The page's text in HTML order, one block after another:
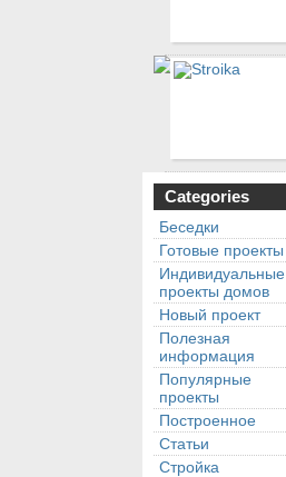
Categories
Беседки
Готовые проекты
Индивидуальные
проекты домов
Новый проект
Полезная
информация
Популярные
проекты
Построенное
Статьи
Стройка